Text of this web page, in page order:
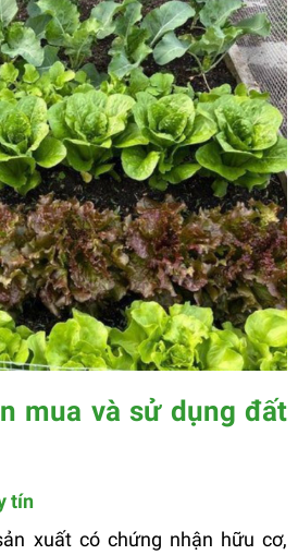
mua và sử dụng đất
tín
xuất có chứng nhận hữu cơ,